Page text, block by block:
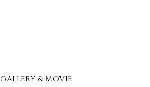
GALLERY & MOVIE